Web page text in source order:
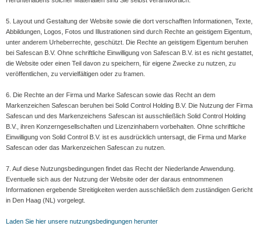
5. Layout und Gestaltung der Website sowie die dort verschafften Informationen, Texte,
Abbildungen, Logos, Fotos und Illustrationen sind durch Rechte an geistigem Eigentum,
unter anderem Urheberrechte, geschützt. Die Rechte an geistigem Eigentum beruhen
bei Safescan B.V. Ohne schriftliche Einwilligung von Safescan B.V. ist es nicht gestattet,
die Website oder einen Teil davon zu speichern, für eigene Zwecke zu nutzen, zu
veröffentlichen, zu vervielfältigen oder zu framen.
6. Die Rechte an der Firma und Marke Safescan sowie das Recht an dem
Markenzeichen Safescan beruhen bei Solid Control Holding B.V. Die Nutzung der Firma
Safescan und des Markenzeichens Safescan ist ausschließlich Solid Control Holding
B.V., ihren Konzerngesellschaften und Lizenzinhabern vorbehalten. Ohne schriftliche
Einwilligung von Solid Control B.V. ist es ausdrücklich untersagt, die Firma und Marke
Safescan oder das Markenzeichen Safescan zu nutzen.
7. Auf diese Nutzungsbedingungen findet das Recht der Niederlande Anwendung.
Eventuelle sich aus der Nutzung der Website oder der daraus entnommenen
Informationen ergebende Streitigkeiten werden ausschließlich dem zuständigen Gericht
in Den Haag (NL) vorgelegt.
Laden Sie hier unsere nutzungsbedingungen herunter